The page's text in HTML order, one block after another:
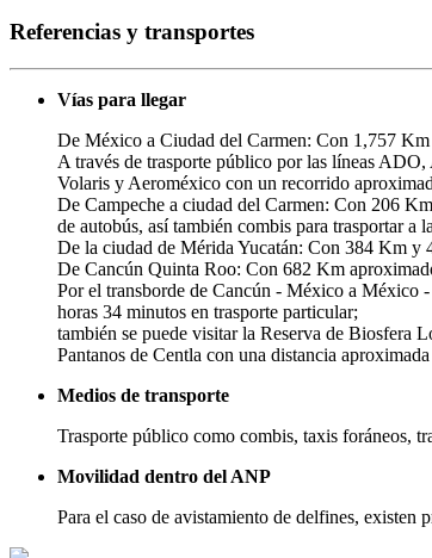
Referencias y transportes
Vías para llegar
De México a Ciudad del Carmen: Con 1,757
A través de trasporte público por las líneas
Volaris y Aeroméxico con un recorrido
De Campeche a ciudad del Carmen: Con 206
de autobús, así también combis para trasportar a
De la ciudad de Mérida Yucatán: Con 384 Km y
De Cancún Quinta Roo: Con 682 Km
Por el transborde de Cancún - México a México
horas 34 minutos en trasporte particular;
también se puede visitar la Reserva de Biosfera
Pantanos de Centla con una distancia
Medios de transporte
Trasporte público como combis, taxis foráneos,
Movilidad dentro del ANP
Para el caso de avistamiento de delfines, existen